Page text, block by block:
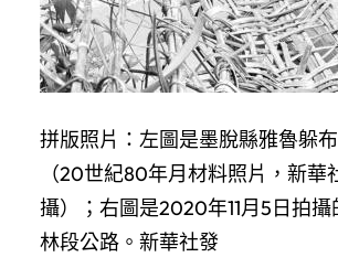
拼版照片：左圖是墨脫縣雅魯躲
（20世紀80年月材料照片，新華
攝）；右圖是2020年11月5日拍
林段公路。新華社發